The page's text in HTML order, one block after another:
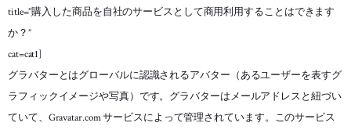
title=”購入した商品を自社のサービスとして商用利用することはできます
か？”
cat=cat1]
グラバターとはグローバルに認識されるアバター（あるユーザーを表すグ
ラフィックイメージや写真）です。グラバターはメールアドレスと紐づい
ていて、Gravatar.com サービスによって管理されています。このサービス